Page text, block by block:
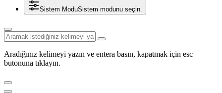
Sistem ModuSistem modunu seçin.
Aradığınız kelimeyi yazın ve entera basın, kapatmak için esc
butonuna tıklayın.